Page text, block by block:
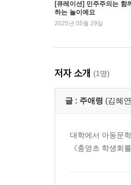
[큐레이션] 민주주의는 함께
하는 놀이예요
2025년 05월 29일
저자 소개 (1명)
글 : 주애령 (김혜
대학에서 아동문
《충영초 학생회